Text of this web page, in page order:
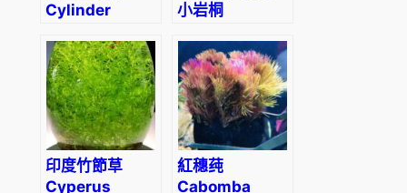
Cylinder
Aquarium
小岩桐
Edelweiss
(Sinningia
tubiflora)
印度竹節草
Cyperus
紅穗莼
Cabomba